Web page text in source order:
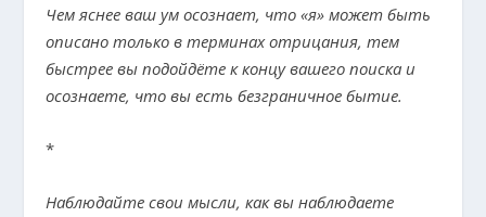
Чем яснее ваш ум осознает, что «я» может быть
описано только в терминах отрицания, тем
быстрее вы подойдёте к концу вашего поиска и
осознаете, что вы есть безграничное бытие.
*
Наблюдайте свои мысли, как вы наблюдаете